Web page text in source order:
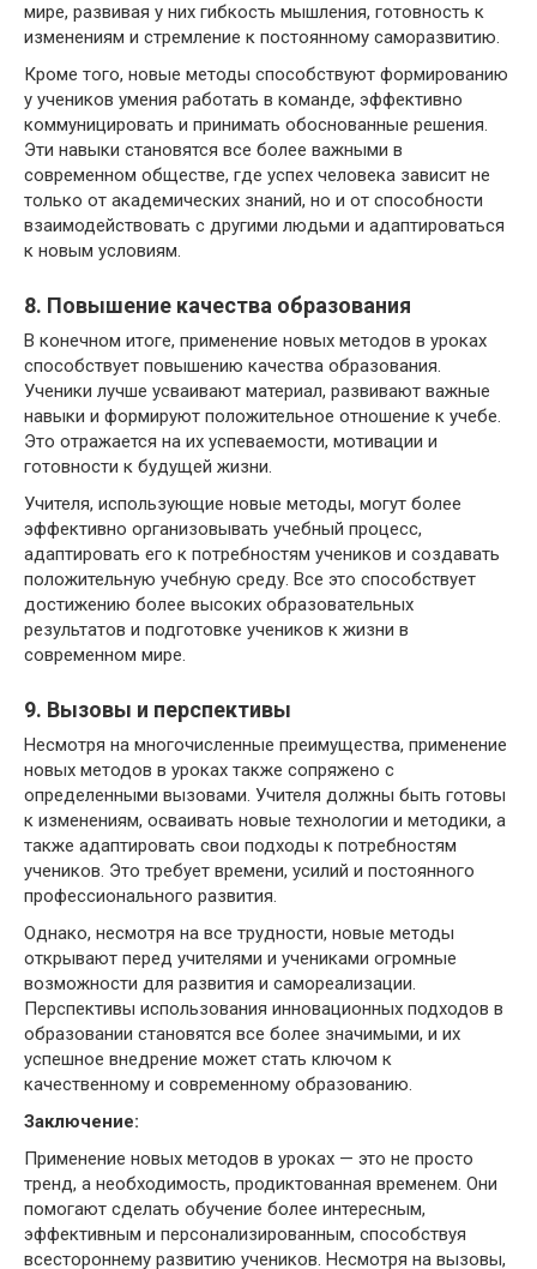
мире, развивая у них гибкость мышления, готовность к
изменениям и стремление к постоянному саморазвитию.
Кроме того, новые методы способствуют формированию
у учеников умения работать в команде, эффективно
коммуницировать и принимать обоснованные решения.
Эти навыки становятся все более важными в
современном обществе, где успех человека зависит не
только от академических знаний, но и от способности
взаимодействовать с другими людьми и адаптироваться
к новым условиям.
8. Повышение качества образования
В конечном итоге, применение новых методов в уроках
способствует повышению качества образования.
Ученики лучше усваивают материал, развивают важные
навыки и формируют положительное отношение к учебе.
Это отражается на их успеваемости, мотивации и
готовности к будущей жизни.
Учителя, использующие новые методы, могут более
эффективно организовывать учебный процесс,
адаптировать его к потребностям учеников и создавать
положительную учебную среду. Все это способствует
достижению более высоких образовательных
результатов и подготовке учеников к жизни в
современном мире.
9. Вызовы и перспективы
Несмотря на многочисленные преимущества, применение
новых методов в уроках также сопряжено с
определенными вызовами. Учителя должны быть готовы
к изменениям, осваивать новые технологии и методики, а
также адаптировать свои подходы к потребностям
учеников. Это требует времени, усилий и постоянного
профессионального развития.
Однако, несмотря на все трудности, новые методы
открывают перед учителями и учениками огромные
возможности для развития и самореализации.
Перспективы использования инновационных подходов в
образовании становятся все более значимыми, и их
успешное внедрение может стать ключом к
качественному и современному образованию.
Заключение:
Применение новых методов в уроках — это не просто
тренд, а необходимость, продиктованная временем. Они
помогают сделать обучение более интересным,
эффективным и персонализированным, способствуя
всестороннему развитию учеников. Несмотря на вызовы,